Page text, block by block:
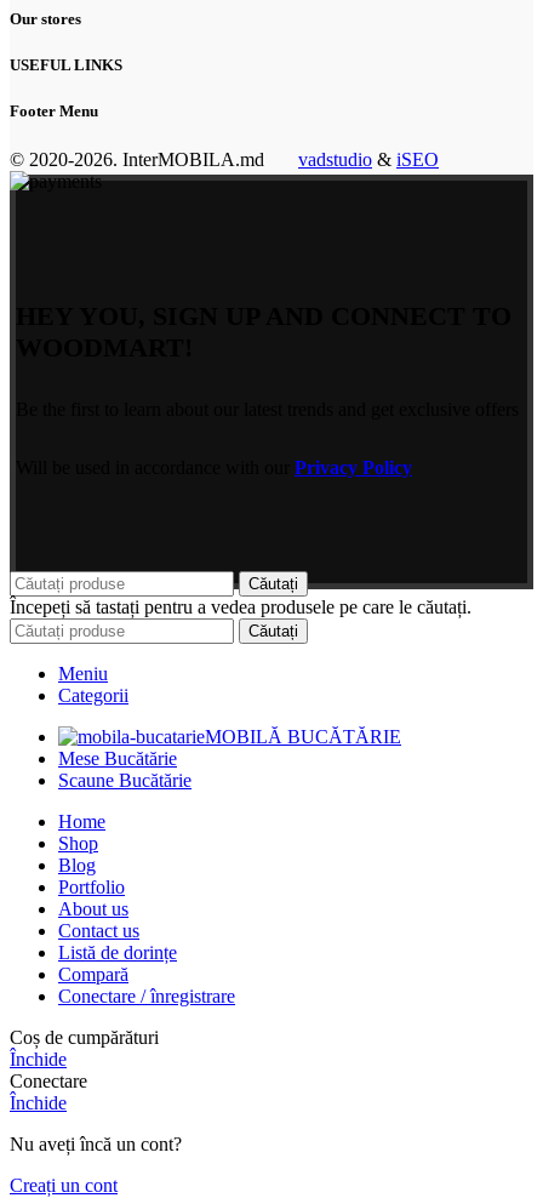
Our stores
USEFUL LINKS
Footer Menu
© 2020-2026. InterMOBILA.md vadstudio & iSEO
Privacy Policy
Căutați
Începeți să tastați pentru a vedea produsele pe care le căutați.
Căutați
Meniu
Categorii
MOBILĂ BUCĂTĂRIE
Mese Bucătărie
Scaune Bucătărie
Home
Shop
Blog
Portfolio
About us
Contact us
Listă de dorințe
Compară
Conectare / înregistrare
Coș de cumpărături
Închide
Conectare
Închide
Nu aveți încă un cont?
Creați un cont